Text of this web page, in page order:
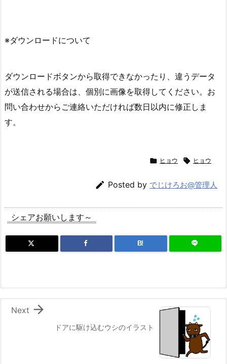
※ダウンロードについて
ダウンロードボタンから取得できなかったり、違うデータ
が送信される場合は、個別に画像を取得してください。お
問い合わせからご連絡いただければ数日以内に修正しま
す。
 ヒョウ  ヒョウ
 Posted by でじけろお@管理人
シェアお願いします～
B!
ドアに駆け込むウシのイラスト

Next